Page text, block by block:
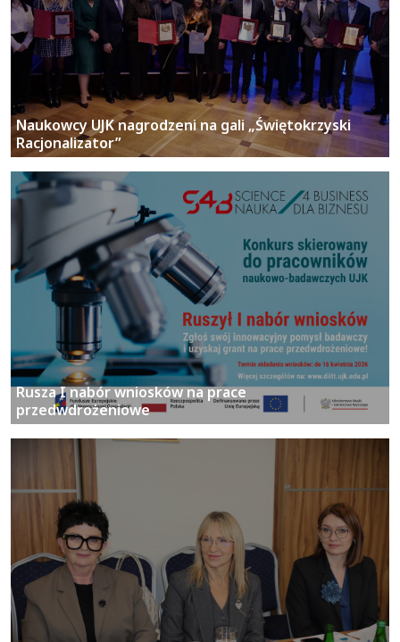
Naukowcy UJK nagrodzeni na gali „Świętokrzyski
Racjonalizator”
Rusza I nabór wniosków na prace
przedwdrożeniowe
UJK aktywnie o przyszłości Świętokrzyskiego
Systemu Innowacji!
więcej...